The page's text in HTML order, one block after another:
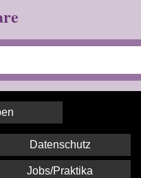
Datenschutz
Jobs/Praktika